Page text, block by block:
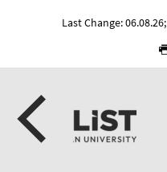
Last Change: 06.08.26;